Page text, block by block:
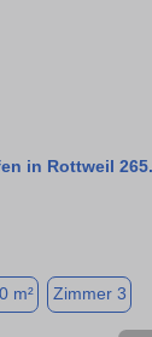
in Rottweil
m² Zimmer 3